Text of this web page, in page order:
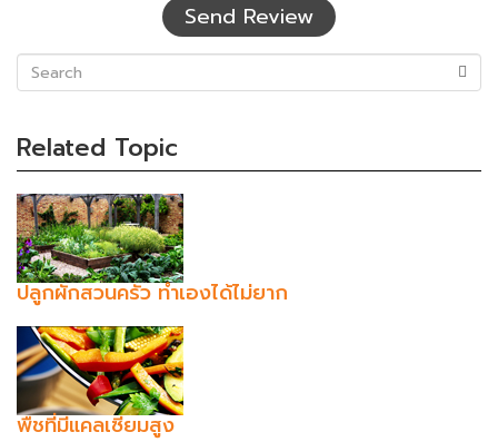
Send Review
Related Topic
ปลูกผักสวนครัว ทำเองได้ไม่ยาก
พืชที่มีแคลเซียมสูง